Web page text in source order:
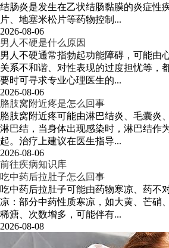
结肠炎是发生在乙状结肠黏膜的炎症性
片、地塞米松片等药物控制...
2026-08-06
男人不硬是什么原因
男人不硬通常指勃起功能障碍，可能由
关系不和谐、对性表现的过度担忧等，
要时可寻求专业心理医生的...
2026-08-06
胳肢窝附近疼是怎么回事
胳肢窝附近疼可能由淋巴结炎、毛囊炎
淋巴结，当身体出现感染时，淋巴结作
起。治疗上建议在医生指导...
2026-08-06
前往疾病知识库
吃中药后拉肚子怎么回事
吃中药后拉肚子可能由药物寒凉、药不
凉：部分中药性质寒凉，如大黄、芒硝
稀溏、次数增多，可能伴有...
2026-08-08